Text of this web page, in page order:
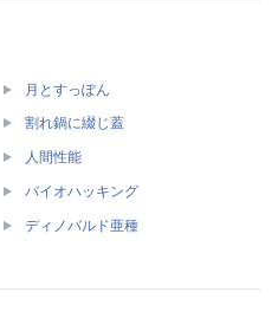
月とすっぽん
割れ鍋に綴じ蓋
人間性能
バイオハッキング
ディノバルド亜種